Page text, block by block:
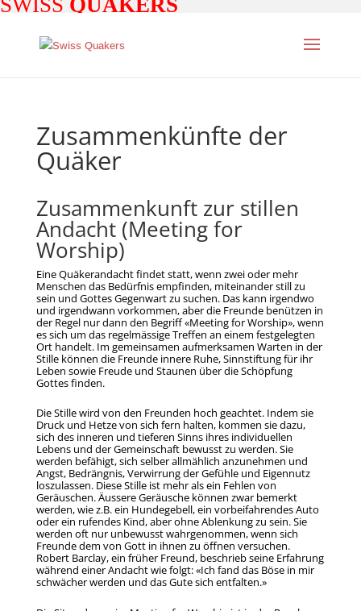
SWISS QUAKERS
Zusammenkünfte der
Quäker
Zusammenkunft zur stillen
Andacht (Meeting for
Worship)
Eine Quäkerandacht findet statt, wenn zwei oder mehr
Menschen das Bedürfnis empfinden, miteinander still zu
sein und Gottes Gegenwart zu suchen. Das kann irgendwo
und irgendwann vorkommen, aber die Freunde benützen in
der Regel nur dann den Begriff «Meeting for Worship», wenn
es sich um das regelmässige Treffen an einem festgelegten
Ort handelt. Im gemeinsamen aufmerksamen Warten in der
Stille können die Freunde innere Ruhe, Sinnstiftung für ihr
Leben sowie Freude und Staunen über die Schöpfung
Gottes finden.
Die Stille wird von den Freunden hoch geachtet. Indem sie
Druck und Hetze von sich fern halten, kommen sie dazu,
sich des inneren und tieferen Sinns ihres individuellen
Lebens und der Gemeinschaft bewusst zu werden. Sie
werden befähigt, sich selber allmählich anzunehmen und
Angst, Bedrängnis, Verwirrung der Gefühle und Eigennutz
loszulassen. Diese Stille ist mehr als ein Fehlen von
Geräuschen. Äussere Geräusche können zwar bemerkt
werden, wie z.B. ein Hundegebell, ein vorbeifahrendes Auto
oder ein rufendes Kind, aber ohne Ablenkung zu sein. Sie
werden oft nur unbewusst wahrgenommen, wenn sich
Freunde dem von Gott in ihnen zu öffnen versuchen.
Robert Barclay, ein früher Freund, beschrieb seine Erfahrung
während einer Andacht wie folgt: «Ich fand das Böse in mir
schwächer werden und das Gute sich entfalten.»